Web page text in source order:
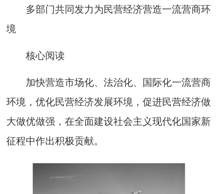
多部门共同发力为民营经济营造一流营商环
境
核心阅读
加快营造市场化、法治化、国际化一流营商
环境，优化民营经济发展环境，促进民营经济做
大做优做强，在全面建设社会主义现代化国家新
征程中作出积极贡献。